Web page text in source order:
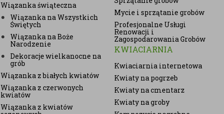
Wiązanka świąteczna
Wiązanka na Wszystkich
Świętych
Wiązanka na Boże
Narodzenie
Dekoracje wielkanocne na
grób
Wiązanka z białych kwiatów
Wiązanka z czerwonych
kwiatów
Wiązanka z kwiatów
Mycie i sprzątanie grobów
Profesjonalne Usługi
Renowacji i
Zagospodarowania Grobów
KWIACIARNIA
Kwiaciarnia internetowa
Kwiaty na pogrzeb
Kwiaty na cmentarz
Kwiaty na groby